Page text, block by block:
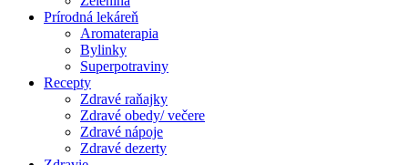
Prírodná lekáreň
Aromaterapia
Bylinky
Superpotraviny
Recepty
Zdravé raňajky
Zdravé obedy/ večere
Zdravé nápoje
Zdravé dezerty